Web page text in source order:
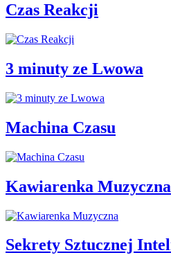
Czas Reakcji
3 minuty ze Lwowa
Machina Czasu
Kawiarenka Muzyczna
Sekrety Sztucznej